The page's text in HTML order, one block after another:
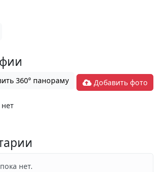
360° панораму Добавить фото
нет.